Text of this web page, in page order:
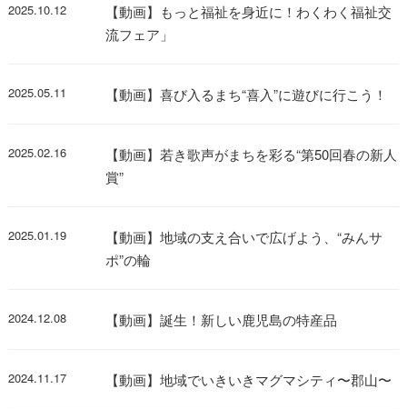
2025.10.12
【動画】もっと福祉を身近に！わくわく福祉交
流フェア」
2025.05.11 【動画】喜び入るまち“喜入”に遊びに行こう！
2025.02.16
【動画】若き歌声がまちを彩る“第50回春の新人
賞”
2025.01.19
【動画】地域の支え合いで広げよう、“みんサ
ポ”の輪
2024.12.08 【動画】誕生！新しい鹿児島の特産品
2024.11.17 【動画】地域でいきいきマグマシティ〜郡山〜